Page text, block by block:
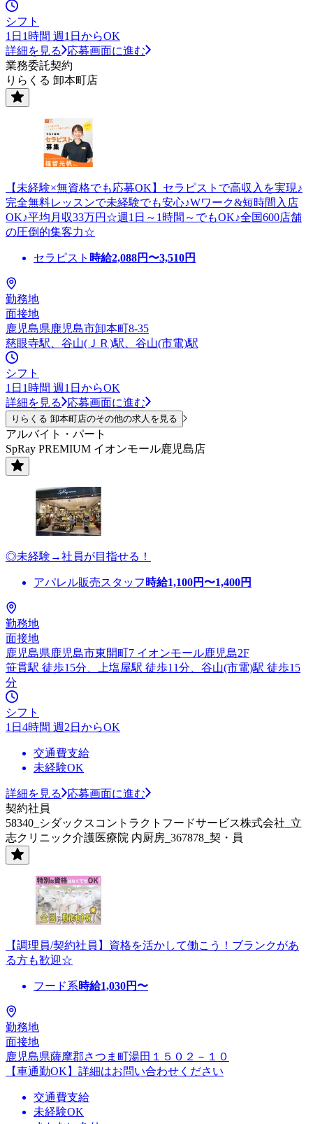
シフト
1日1時間 週1日からOK
詳細を見る
応募画面に進む
業務委託契約
りらくる 卸本町店
【未経験×無資格でも応募OK】セラピストで高収入を実現♪
完全無料レッスンで未経験でも安心♪Wワーク&短時間入店
OK♪平均月収33万円☆週1日～1時間～でもOK♪全国600店舗
の圧倒的集客力☆
セラピスト 時給2,088円〜3,510円
勤務地
面接地
鹿児島県鹿児島市卸本町8-35
慈眼寺駅、谷山(ＪＲ)駅、谷山(市電)駅
シフト
1日1時間 週1日からOK
詳細を見る
応募画面に進む
りらくる 卸本町店のその他の求人を見る
アルバイト・パート
SpRay PREMIUM イオンモール鹿児島店
◎未経験→社員が目指せる！
アパレル販売スタッフ 時給1,100円〜1,400円
勤務地
面接地
鹿児島県鹿児島市東開町7 イオンモール鹿児島2F
笹貫駅 徒歩15分、上塩屋駅 徒歩11分、谷山(市電)駅 徒歩15
分
シフト
1日4時間 週2日からOK
交通費支給
未経験OK
詳細を見る
応募画面に進む
契約社員
58340_シダックスコントラクトフードサービス株式会社_立
志クリニック介護医療院 内厨房_367878_契・員
【調理員/契約社員】資格を活かして働こう！ブランクがあ
る方も歓迎☆
フード系時給1,030円〜
勤務地
面接地
鹿児島県薩摩郡さつま町湯田１５０２－１０
【車通勤OK】詳細はお問い合わせください
交通費支給
未経験OK